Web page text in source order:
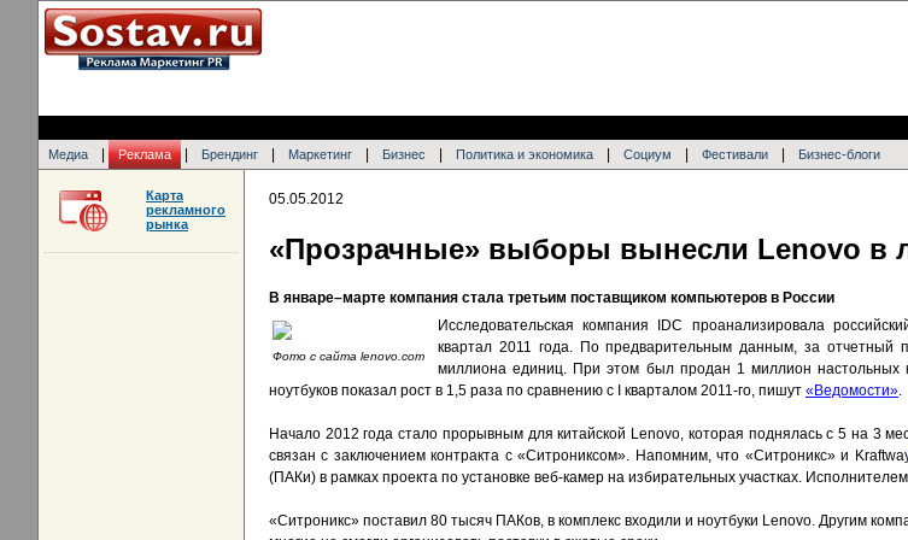
Медиа Реклама Брендинг Маркетинг Бизнес Политика и экономика Социум Фестивали Бизнес-блоги
05.05.2012
«Прозрачные» выборы вынесли Lenovo в
В январе–марте компания стала третьим поставщиком компьютеров в России
Фото с сайта lenovo.com
Исследовательская компания IDC проанализировала
квартал 2011 года. По предварительным данным, за
миллиона единиц. При этом был продан 1 миллион настольных
ноутбуков показал рост в 1,5 раза по сравнению с I кварталом 2011-го, пишут «Ведомости».
Начало 2012 года стало прорывным для китайской Lenovo, которая поднялась с 5 на 3
связан с заключением контракта с «Ситрониксом». Напомним, что «Ситроникс» и
(ПАКи) в рамках проекта по установке веб-камер на избирательных участках.
«Ситроникс» поставил 80 тысяч ПАКов, в комплекс входили и ноутбуки Lenovo. Другим
Карта
рекламного
рынка